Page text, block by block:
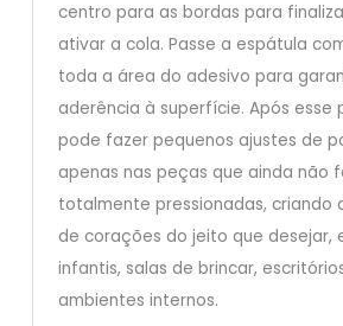
centro para as bordas para
ativar a cola. Passe a espátula
toda a área do adesivo para
aderência à superfície. Após esse
pode fazer pequenos ajustes de
apenas nas peças que ainda não
totalmente pressionadas, criando
de corações do jeito que desejar,
infantis, salas de brincar,
ambientes internos.